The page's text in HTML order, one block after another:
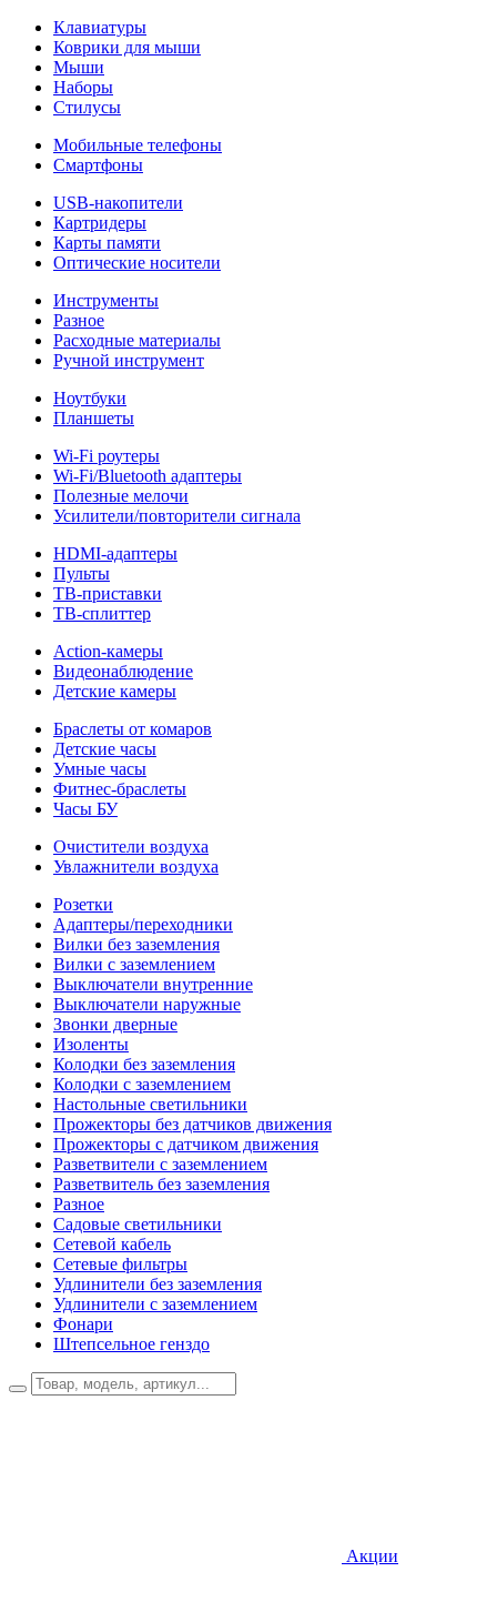
Клавиатуры
Коврики для мыши
Мыши
Наборы
Стилусы
Мобильные телефоны
Смартфоны
USB-накопители
Картридеры
Карты памяти
Оптические носители
Инструменты
Разное
Расходные материалы
Ручной инструмент
Ноутбуки
Планшеты
Wi-Fi роутеры
Wi-Fi/Bluetooth адаптеры
Полезные мелочи
Усилители/повторители сигнала
HDMI-адаптеры
Пульты
ТВ-приставки
ТВ-сплиттер
Action-камеры
Видеонаблюдение
Детские камеры
Браслеты от комаров
Детские часы
Умные часы
Фитнес-браслеты
Часы БУ
Очистители воздуха
Увлажнители воздуха
Розетки
Адаптеры/переходники
Вилки без заземления
Вилки с заземлением
Выключатели внутренние
Выключатели наружные
Звонки дверные
Изоленты
Колодки без заземления
Колодки с заземлением
Настольные светильники
Прожекторы без датчиков движения
Прожекторы с датчиком движения
Разветвители с заземлением
Разветвитель без заземления
Разное
Садовые светильники
Сетевой кабель
Сетевые фильтры
Удлинители без заземления
Удлинители с заземлением
Фонари
Штепсельное генздо
Акции